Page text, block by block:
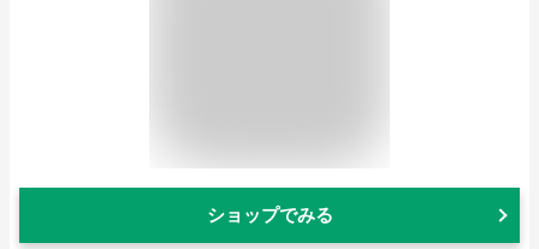
ショップでみる